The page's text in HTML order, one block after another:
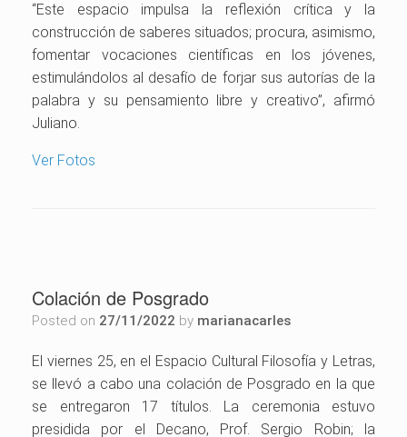
“Este espacio impulsa la reflexión crítica y la
construcción de saberes situados; procura, asimismo,
fomentar vocaciones científicas en los jóvenes,
estimulándolos al desafío de forjar sus autorías de la
palabra y su pensamiento libre y creativo”, afirmó
Juliano.
Ver Fotos
Colación de Posgrado
Posted on 27/11/2022 by marianacarles
El viernes 25, en el Espacio Cultural Filosofía y Letras,
se llevó a cabo una colación de Posgrado en la que
se entregaron 17 títulos. La ceremonia estuvo
presidida por el Decano, Prof. Sergio Robin; la